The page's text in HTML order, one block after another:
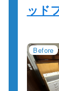
ッド